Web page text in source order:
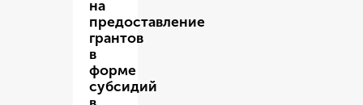
на
предоставление
грантов
в
форме
субсидий